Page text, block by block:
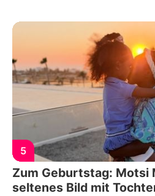
5
Zum Geburtstag: Motsi
seltenes Bild mit